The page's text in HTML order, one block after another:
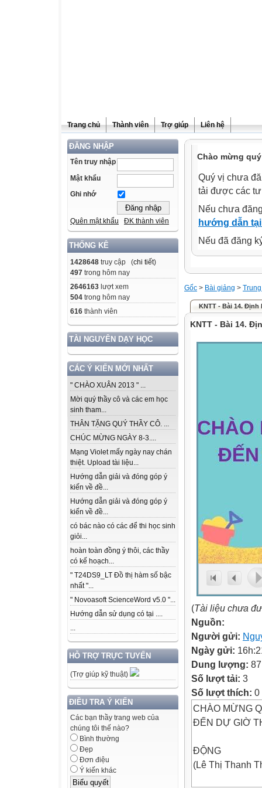
Trang chủ Thành viên Trợ giúp Liên hệ
ĐĂNG NHẬP
Tên truy nhập
Mật khẩu
Ghi nhớ
Quên mật khẩu ĐK thành viên
THỐNG KÊ
1428648 truy cập (chi tiết)
497 trong hôm nay
2646163 lượt xem
504 trong hôm nay
616 thành viên
TÀI NGUYÊN DẠY HỌC
CÁC Ý KIẾN MỚI NHẤT
" CHÀO XUÂN 2013 " ...
Mời quý thầy cô và các em học
sinh tham...
THÂN TẶNG QUÝ THẦY CÔ. ...
CHÚC MỪNG NGÀY 8-3....
Mạng Violet mấy ngày nay chán
thiệt. Upload tài liệu...
Hướng dẫn giải và đóng góp ý
kiến về đề...
Hướng dẫn giải và đóng góp ý
kiến về đề...
có bác nào có các để thi học sinh
giỏi...
hoàn toàn đồng ý thôi, các thầy
có kế hoạch...
" T24DS9_LT Đồ thị hàm số bậc
nhất "...
" Novoasoft ScienceWord v5.0 "...
Hướng dẫn sử dụng có tại ....
...
HỖ TRỢ TRỰC TUYẾN
(Trợ giúp kỹ thuật)
ĐIỀU TRA Ý KIẾN
Các bạn thầy trang web của
chúng tôi thế nào?
Bình thường
Đẹp
Đơn điệu
Ý kiến khác
Chào mừng
Quý vị chưa
tải được các
Nếu chưa
hướng dẫn
Nếu đã đăng
Gốc > Bài giảng >
KNTT - Bài 14. Định
KNTT - Bài 14.
(Tài liệu chưa
Nguồn:
Người gửi:
Ngày gửi:
Dung lượng:
Số lượt tải: 3
Số lượt thích: 0
CHÀO MỪNG
ĐẾN DỰ GIỜ
ĐỘNG
(Lê Thị Thanh